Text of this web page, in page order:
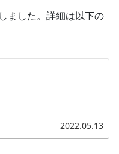
ました。詳細は以下の
2022.05.13